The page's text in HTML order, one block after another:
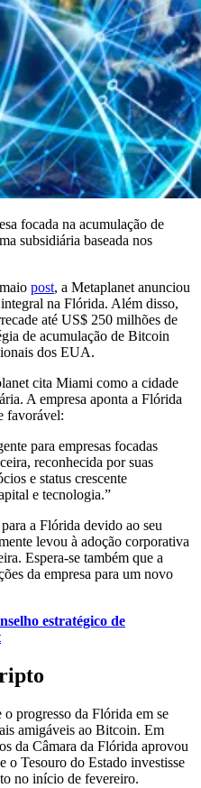
focada na acumulação de
subsidiária baseada nos
post, a Metaplanet anunciou
na Flórida. Além disso,
até US$ 250 milhões de
de acumulação de Bitcoin
dos EUA.
cita Miami como a cidade
A empresa aponta a Flórida
favorável:
para empresas focadas
reconhecida por suas
e status crescente
e tecnologia.”
a Flórida devido ao seu
levou à adoção corporativa
Espera-se também que a
da empresa para um novo
estratégico de
progresso da Flórida em se
amigáveis ao Bitcoin. Em
da Câmara da Flórida aprovou
o Tesouro do Estado investisse
no início de fevereiro.